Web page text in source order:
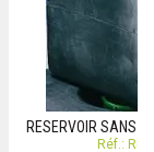
RESERVOIR SANS
Réf.: